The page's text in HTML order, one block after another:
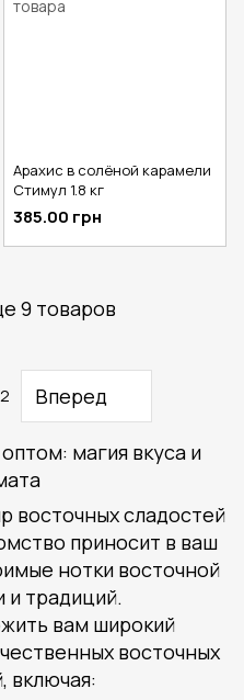
Арахис в солёной карамели
Стимул 1.8 кг
385.00 грн
9 товаров
Вперед
магия вкуса и
восточных сладостей
приносит в ваш
нотки восточной
и традиций.
вам широкий
восточных
включая: